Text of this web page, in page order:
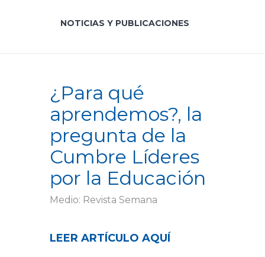
NOTICIAS Y PUBLICACIONES
¿Para qué
aprendemos?, la
pregunta de la
Cumbre Líderes
por la Educación
Medio: Revista Semana
LEER ARTÍCULO AQUÍ